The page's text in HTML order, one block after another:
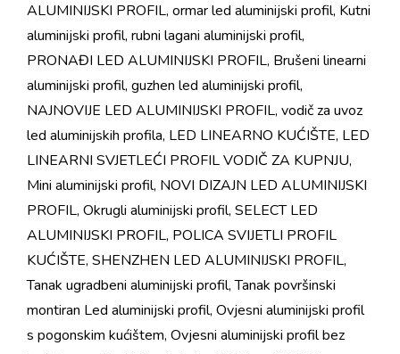
ALUMINIJSKI PROFIL, ormar led aluminijski profil, Kutni
aluminijski profil, rubni lagani aluminijski profil,
PRONAĐI LED ALUMINIJSKI PROFIL, Brušeni linearni
aluminijski profil, guzhen led aluminijski profil,
NAJNOVIJE LED ALUMINIJSKI PROFIL, vodič za uvoz
led aluminijskih profila, LED LINEARNO KUĆIŠTE, LED
LINEARNI SVJETLEĆI PROFIL VODIČ ZA KUPNJU,
Mini aluminijski profil, NOVI DIZAJN LED ALUMINIJSKI
PROFIL, Okrugli aluminijski profil, SELECT LED
ALUMINIJSKI PROFIL, POLICA SVIJETLI PROFIL
KUĆIŠTE, SHENZHEN LED ALUMINIJSKI PROFIL,
Tanak ugradbeni aluminijski profil,Tanak površinski
montiran Led aluminijski profil, Ovjesni aluminijski profil
s pogonskim kućištem, Ovjesni aluminijski profil bez